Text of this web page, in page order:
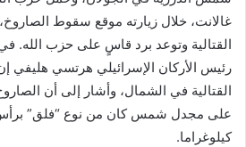
غالانت، خلال زيارته موقع سقوط الصاروخ،
القتالية وتوعد برد قاسٍ على حزب الله.
رئيس الأركان الإسرائيلي هرتسي هليفي
القتالية في الشمال، وأشار إلى أن
كيلوغراما.